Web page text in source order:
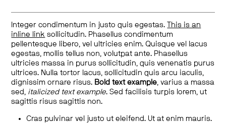
Integer condimentum in justo quis egestas.
This is an
inline link sollicitudin. Phasellus condimentum
pellentesque libero, vel ultricies enim. Quisque vel lacus
egestas, mollis tellus non, volutpat ante. Phasellus
ultricies massa in purus sollicitudin, quis venenatis purus
ultrices. Nulla tortor lacus, sollicitudin quis arcu iaculis,
dignissim ornare risus. Bold text example, varius a massa
sed, italicized text example. Sed facilisis turpis lorem, ut
sagittis risus sagittis non.
Cras pulvinar vel justo ut eleifend. Ut at enim mauris.